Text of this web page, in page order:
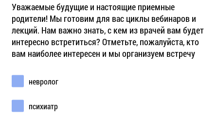
Уважаемые будущие и настоящие приемные
родители! Мы готовим для вас циклы вебинаров и
лекций. Нам важно знать, с кем из врачей вам будет
интересно встретиться? Отметьте, пожалуйста, кто
вам наиболее интересен и мы организуем встречу
невролог
психиатр